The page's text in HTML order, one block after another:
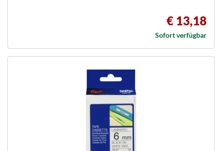
€ 13,18
Sofort verfügbar